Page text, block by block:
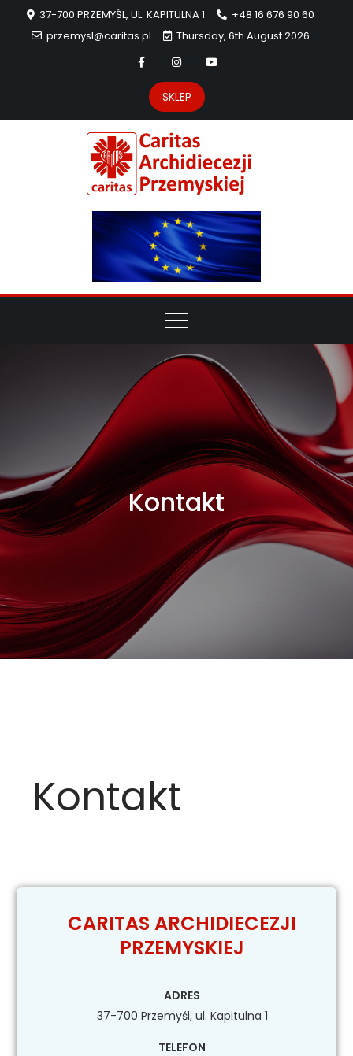
37-700 PRZEMYŚL, UL. KAPITULNA 1
+48 16 676 90 60
przemysl@caritas.pl
Thursday, 6th August 2026
SKLEP
Kontakt
Kontakt
CARITAS ARCHIDIECEZJI
PRZEMYSKIEJ
ADRES
37-700 Przemyśl, ul. Kapitulna 1
TELEFON